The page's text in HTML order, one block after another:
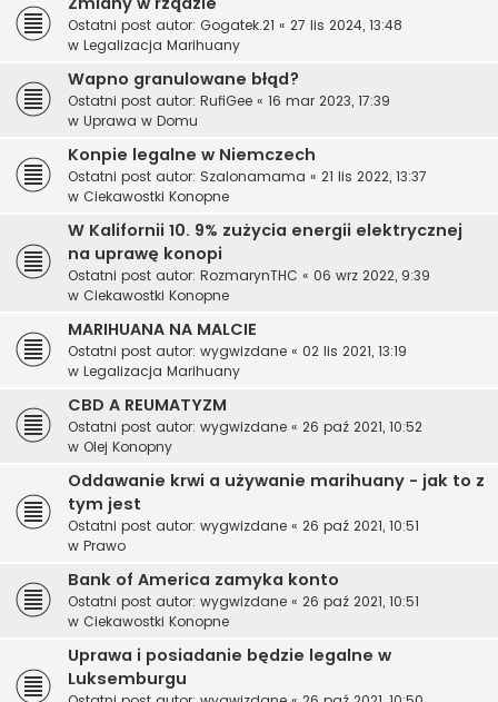
Ostatni post autor: Gogatek.21 « 27 lis 2024, 13:48
w Legalizacja Marihuany
Wapno granulowane błąd?
Ostatni post autor: RufiGee « 16 mar 2023, 17:39
w Uprawa w Domu
Konpie legalne w Niemczech
Ostatni post autor: Szalonamama « 21 lis 2022, 13:37
w Ciekawostki Konopne
W Kalifornii 10. 9% zużycia energii elektrycznej
na uprawę konopi
Ostatni post autor: RozmarynTHC « 06 wrz 2022, 9:39
w Ciekawostki Konopne
MARIHUANA NA MALCIE
Ostatni post autor: wygwizdane « 02 lis 2021, 13:19
w Legalizacja Marihuany
CBD A REUMATYZM
Ostatni post autor: wygwizdane « 26 paź 2021, 10:52
w Olej Konopny
Oddawanie krwi a używanie marihuany - jak to z
tym jest
Ostatni post autor: wygwizdane « 26 paź 2021, 10:51
w Prawo
Bank of America zamyka konto
Ostatni post autor: wygwizdane « 26 paź 2021, 10:51
w Ciekawostki Konopne
Uprawa i posiadanie będzie legalne w
Luksemburgu